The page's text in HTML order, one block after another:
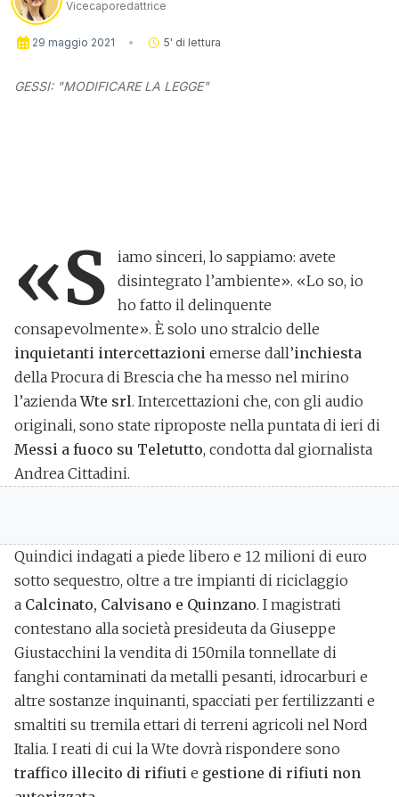
Vicecaporedattrice
29 maggio 2021 5' di lettura
GESSI: "MODIFICARE LA LEGGE"
«S
iamo sinceri, lo sappiamo: avete
disintegrato l’ambiente». «Lo so, io
ho fatto il delinquente
consapevolmente». È solo uno stralcio delle
inquietanti intercettazioni emerse dall’inchiesta
della Procura di Brescia che ha messo nel mirino
l’aziendaWte srl. Intercettazioni che, con gli audio
originali, sono state riproposte nella puntata di ieri di
Messi a fuoco su Teletutto, condotta dal giornalista
Andrea Cittadini.
Quindici indagati a piede libero e 12 milioni di euro
sotto sequestro, oltre a tre impianti di riciclaggio
a Calcinato, Calvisano e Quinzano. I magistrati
contestano alla società presideuta da Giuseppe
Giustacchini la vendita di 150mila tonnellate di
fanghi contaminati da metalli pesanti, idrocarburi e
altre sostanze inquinanti, spacciati per fertilizzanti e
smaltiti su tremila ettari di terreni agricoli nel Nord
Italia. I reati di cui la Wte dovrà rispondere sono
traffico illecito di rifiuti e gestione di rifiuti non